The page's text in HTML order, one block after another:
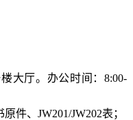
大厅。办公时间：8:00-
件、JW201/JW202表；